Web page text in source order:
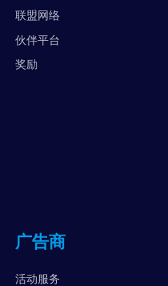
联盟网络
伙伴平台
奖励
广告商
活动服务